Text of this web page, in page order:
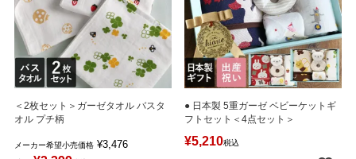
＜2枚セット＞ガーゼタオル バスタ
オル プチ柄
メーカー希望小売価格 ¥3,476
● 日本製 5重ガーゼ ベビーケットギ
フトセット＜4点セット＞
¥5,210税込